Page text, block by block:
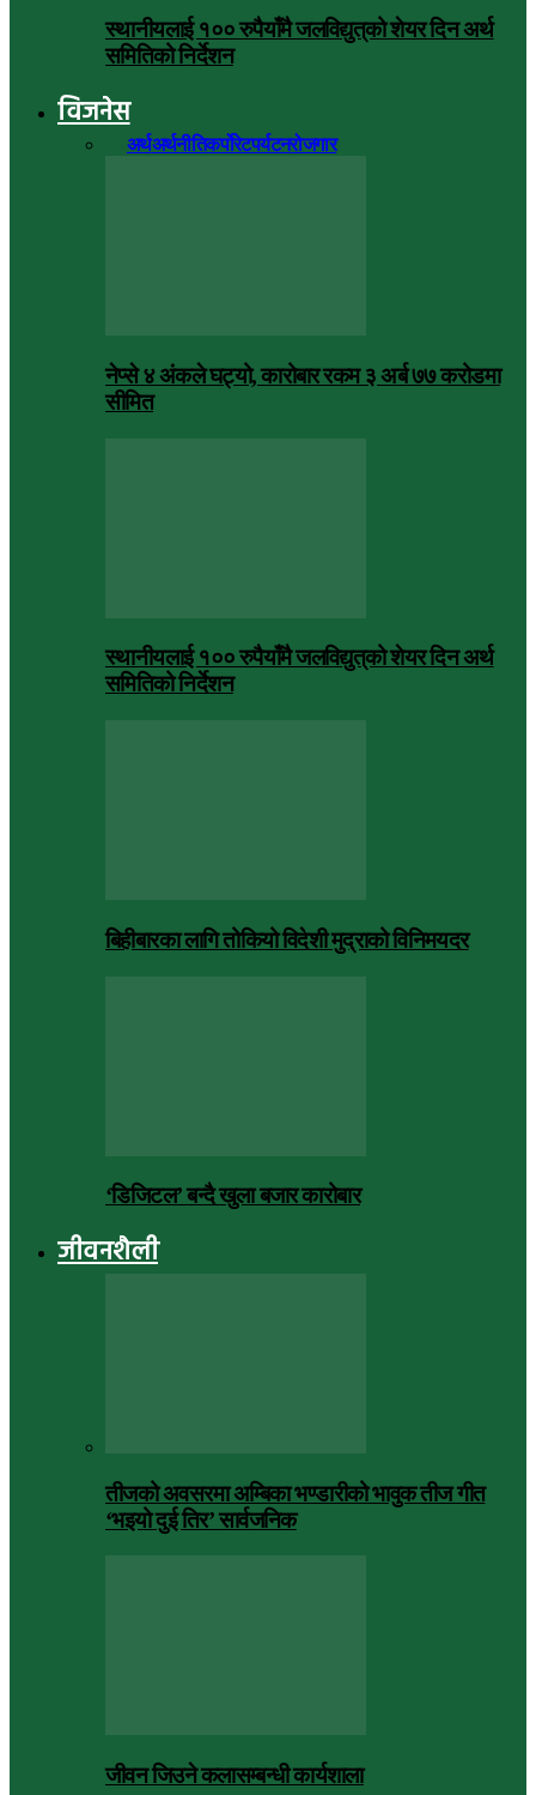
स्थानीयलाई १०० रुपैयाँमै जलविद्युत्‌को शेयर दिन अर्थ
समितिको निर्देशन
विजनेस
अर्थअर्थनीतिकर्पोरेटपर्यटनरोजगार
नेप्से ४ अंकले घट्यो, कारोबार रकम ३ अर्ब ७७ करोडमा
सीमित
स्थानीयलाई १०० रुपैयाँमै जलविद्युत्‌को शेयर दिन अर्थ
समितिको निर्देशन
बिहीबारका लागि तोकियो विदेशी मुद्राको विनिमयदर
‘डिजिटल’ बन्दै खुला बजार कारोबार
जीवनशैली
तीजको अवसरमा अम्बिका भण्डारीको भावुक तीज गीत
‘भइयो दुई तिर’ सार्वजनिक
जीवन जिउने कलासम्बन्धी कार्यशाला